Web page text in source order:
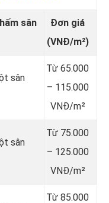
sân
Đơn giá
(VNĐ/m²)
sân
Từ 65.000
– 115.000
VNĐ/m²
sân
Từ 75.000
– 125.000
VNĐ/m²
Từ 85.000